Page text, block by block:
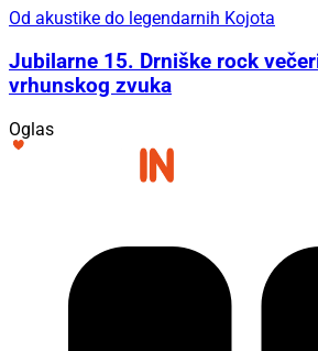
Od akustike do legendarnih Kojota
Jubilarne 15. Drniške rock
vrhunskog zvuka
Oglas